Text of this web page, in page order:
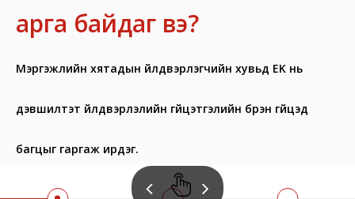
арга байдаг вэ?
Мэргэжлийн хятадын үйлдвэрлэгчийн хувьд EK нь
дэвшилтэт үйлдвэрлэлийн гүйцэтгэлийн бүрэн гүйцэд
багцыг гаргаж ирдэг.